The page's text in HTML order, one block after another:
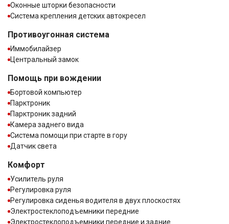
Оконные шторки безопасности
Система крепления детских автокресел
Противоугонная система
Иммобилайзер
Центральный замок
Помощь при вождении
Бортовой компьютер
Парктроник
Парктроник задний
Камера заднего вида
Система помощи при старте в гору
Датчик света
Комфорт
Усилитель руля
Регулировка руля
Регулировка сиденья водителя в двух плоскостях
Электростеклоподъемники передние
Электростеклоподъемники передние и задние